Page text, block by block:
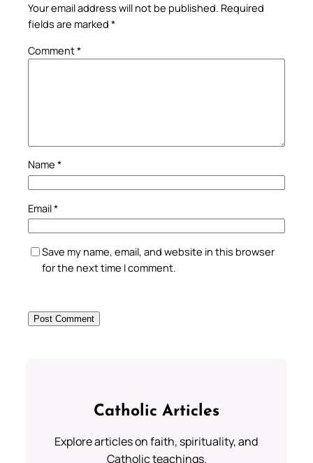
Your email address will not be published. Required
fields are marked *
Comment*
Name *
Email*
Save my name, email, and website in this browser
for the next time I comment.
Catholic Articles
Explore articles on faith, spirituality, and
Catholic teachings.